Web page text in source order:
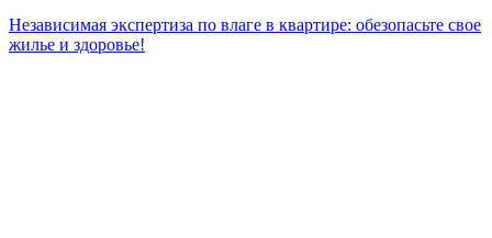
Независимая экспертиза по влаге в квартире: обезопасьте свое
жилье и здоровье!